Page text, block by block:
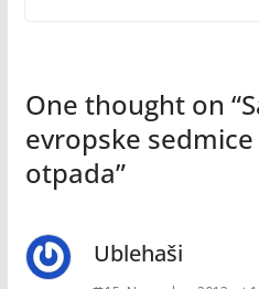
One thought on “
evropske
otpada”
Ublehaši